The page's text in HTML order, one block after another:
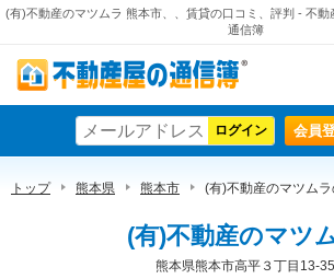
(有)不動産のマツムラ 熊本市、、賃貸の口コミ、評判 - 不
通信簿
不動産屋の通信簿
会員
トップ 熊本県 熊本市 (有)不動産のマツムラ
(有)不動産のマツ
熊本県熊本市高平３丁目13-35